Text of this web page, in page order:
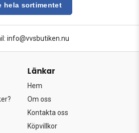
hela sortimentet
info@vvsbutiken.nu
Länkar
Hem
Om oss
Kontakta oss
Köpvillkor